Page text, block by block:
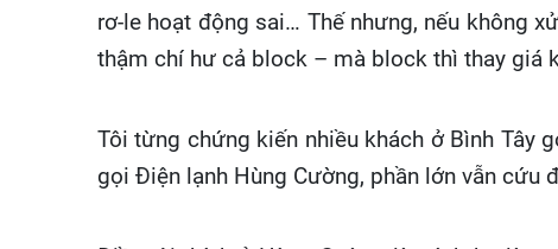
rơ-le hoạt động sai… Thế nhưng, nếu không
thậm chí hư cả block – mà block thì thay giá
Tôi từng chứng kiến nhiều khách ở Bình Tây
gọi Điện lạnh Hùng Cường, phần lớn vẫn cứu